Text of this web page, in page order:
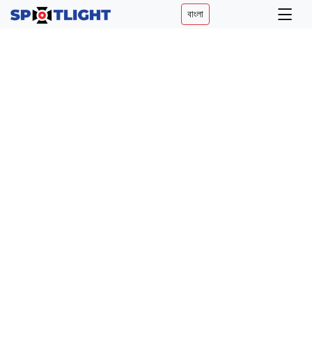
বাংলা